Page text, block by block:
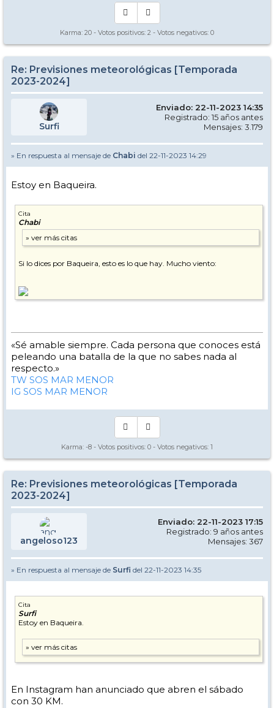
Karma: 20 - Votos positivos: 2 - Votos negativos: 0
Re: Previsiones meteorológicas [Temporada
2023-2024]
Surfi
Enviado: 22-11-2023 14:35
Registrado: 15 años antes
Mensajes: 3.179
» En respuesta al mensaje de Chabi del 22-11-2023 14:29
Estoy en Baqueira.
Cita
Chabi
Si lo dices por Baqueira, esto es lo que hay. Mucho viento:
«Sé amable siempre. Cada persona que conoces está
peleando una batalla de la que no sabes nada al
respecto.»
TW SOS MAR MENOR
IG SOS MAR MENOR
Karma: -8 - Votos positivos: 0 - Votos negativos: 1
Re: Previsiones meteorológicas [Temporada
2023-2024]
angeloso123
Enviado: 22-11-2023 17:15
Registrado: 9 años antes
Mensajes: 367
» En respuesta al mensaje de Surfi del 22-11-2023 14:35
Cita
Surfi
Estoy en Baqueira.
En Instagram han anunciado que abren el sábado
con 30 KM.